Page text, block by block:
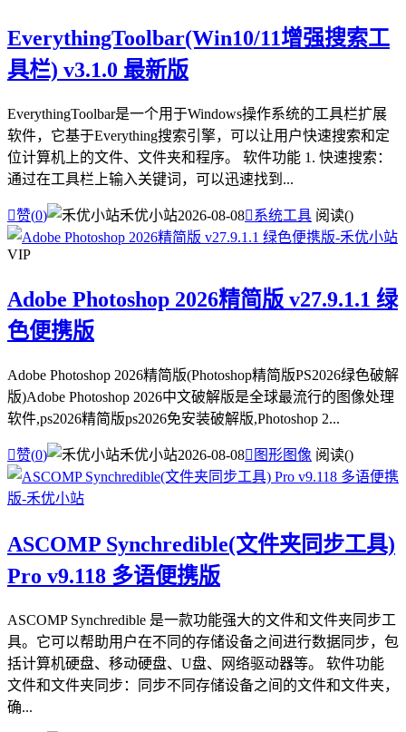
EverythingToolbar(Win10/11增强搜索工
具栏) v3.1.0 最新版
EverythingToolbar是一个用于Windows操作系统的工具栏扩展
软件，它基于Everything搜索引擎，可以让用户快速搜索和定
位计算机上的文件、文件夹和程序。 软件功能 1. 快速搜索：
通过在工具栏上输入关键词，可以迅速找到...
赞(0) 禾优小站2026-08-08系统工具 阅读()
VIP
Adobe Photoshop 2026精简版 v27.9.1.1 绿
色便携版
Adobe Photoshop 2026精简版(Photoshop精简版PS2026绿色破解
版)Adobe Photoshop 2026中文破解版是全球最流行的图像处理
软件,ps2026精简版ps2026免安装破解版,Photoshop 2...
赞(0) 禾优小站2026-08-08 图形图像 阅读()
ASCOMP Synchredible(文件夹同步工具)
Pro v9.118 多语便携版
ASCOMP Synchredible 是一款功能强大的文件和文件夹同步工
具。它可以帮助用户在不同的存储设备之间进行数据同步，包
括计算机硬盘、移动硬盘、U盘、网络驱动器等。 软件功能
文件和文件夹同步：同步不同存储设备之间的文件和文件夹，
确...